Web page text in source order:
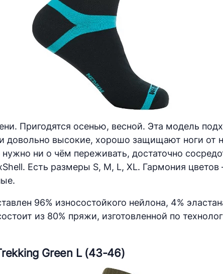
Пригодятся осенью, весной. Эта модель
высокие, хорошо защищают ноги от
ни о чём переживать, достаточно
Есть размеры S, M, L, XL. Гармония цветов
96% износостойкого нейлона, 4%
из 80% пряжи, изготовленной по
Green L (43-46)